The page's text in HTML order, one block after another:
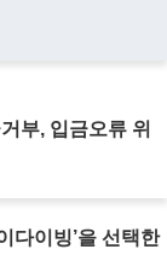
부, 입금오류 위
다이빙’을 선택한